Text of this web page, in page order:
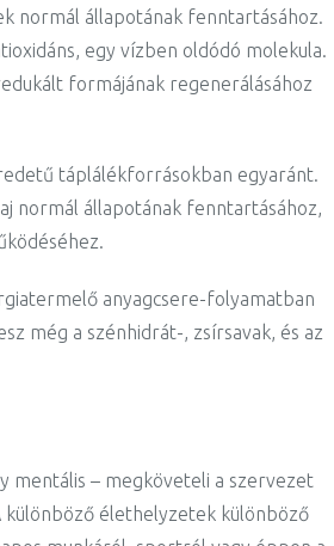
normál állapotának fenntartásához.
egy vízben oldódó molekula.
formájának regenerálásához
táplálékforrásokban egyaránt.
normál állapotának fenntartásához,
anyagcsere-folyamatban
még a szénhidrát-, zsírsavak, és az
mentális – megköveteli a szervezet
különböző élethelyzetek különböző